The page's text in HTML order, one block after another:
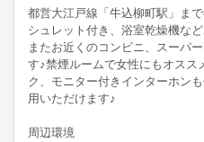
都営大江戸線「牛込柳町駅」ま
シュレット付き、浴室乾燥機な
またお近くのコンビニ、スーパ
す♪禁煙ルームで女性にもオスス
ク、モニター付きインターホン
用いただけます♪
周辺環境